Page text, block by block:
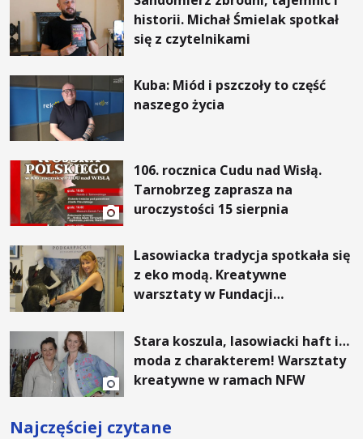
historii. Michał Śmielak spotkał
się z czytelnikami
Kuba: Miód i pszczoły to część
naszego życia
106. rocznica Cudu nad Wisłą.
Tarnobrzeg zaprasza na
uroczystości 15 sierpnia
Lasowiacka tradycja spotkała się
z eko modą. Kreatywne
warsztaty w Fundacji
Stara koszula, lasowiacki haft i…
moda z charakterem! Warsztaty
kreatywne w ramach NFW
Najczęściej czytane